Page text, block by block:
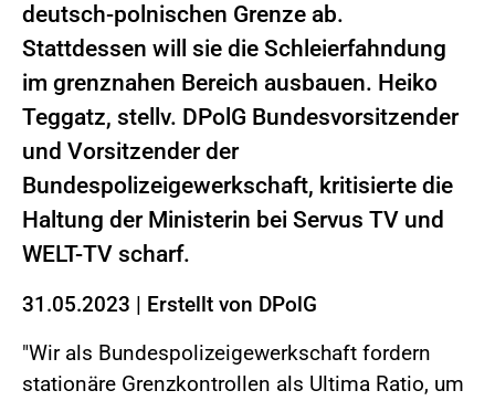
deutsch-polnischen Grenze ab.
Stattdessen will sie die Schleierfahndung
im grenznahen Bereich ausbauen. Heiko
Teggatz, stellv. DPolG Bundesvorsitzender
und Vorsitzender der
Bundespolizeigewerkschaft, kritisierte die
Haltung der Ministerin bei Servus TV und
WELT-TV scharf.
31.05.2023 | Erstellt von DPolG
"Wir als Bundespolizeigewerkschaft fordern
stationäre Grenzkontrollen als Ultima Ratio, um